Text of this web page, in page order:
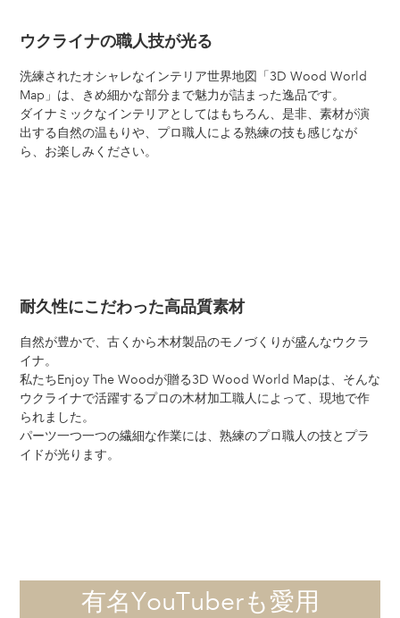
ウクライナの職人技が光る
洗練されたオシャレなインテリア世界地図「3D Wood World
Map」は、きめ細かな部分まで魅力が詰まった逸品です。
ダイナミックなインテリアとしてはもちろん、是非、素材が演
出する自然の温もりや、プロ職人による熟練の技も感じなが
ら、お楽しみください。
耐久性にこだわった高品質素材
自然が豊かで、古くから木材製品のモノづくりが盛んなウクラ
イナ。
私たちEnjoy The Woodが贈る3D Wood World Mapは、そんな
ウクライナで活躍するプロの木材加工職人によって、現地で作
られました。
パーツ一つ一つの繊細な作業には、熟練のプロ職人の技とプラ
イドが光ります。
有名YouTuberも愛用